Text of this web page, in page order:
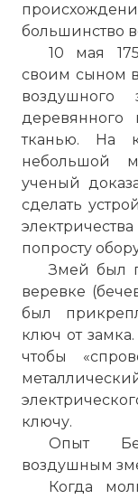
большинство
10 мая
своим сыном
деревянного
тканью. На
небольшой
ученый
сделать
попросту
Змей был
веревке
был
ключ от
чтобы
ключу.
Опыт
воздушным
Когда